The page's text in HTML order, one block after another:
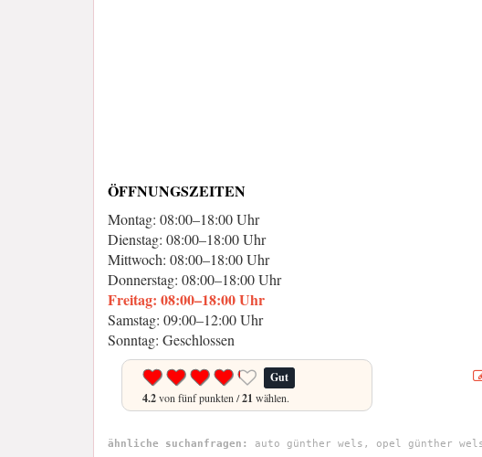
ÖFFNUNGSZEITEN
Montag: 08:00–18:00 Uhr
Dienstag: 08:00–18:00 Uhr
Mittwoch: 08:00–18:00 Uhr
Donnerstag: 08:00–18:00 Uhr
Freitag: 08:00–18:00 Uhr
Samstag: 09:00–12:00 Uhr
Sonntag: Geschlossen
Gut
4.2von fünf punkten /21 wählen.
ähnliche suchanfragen:
auto günther wels, opel günther